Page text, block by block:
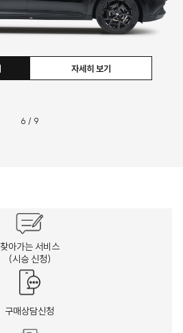
7 / 9
찾아가는 서비스
(시승 신청)
구매상담신청